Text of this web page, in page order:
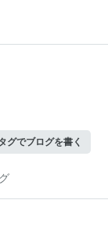
グでブログを書く